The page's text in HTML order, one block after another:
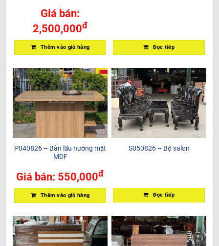
Giá bán:
2,500,000đ
Thêm vào giỏ hàng Đọc tiếp
P040826 – Bàn lẩu nướng mặt
MDF
Giá bán: 550,000đ
Thêm vào giỏ hàng
S050826 – Bộ salon
Đọc tiếp